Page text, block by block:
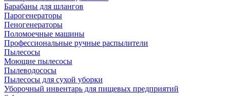
Барабаны для шлангов
Парогенераторы
Пеногенераторы
Поломоечные машины
Профессиональные ручные распылители
Пылесосы
Моющие пылесосы
Пылеводососы
Пылесосы для сухой уборки
Уборочный инвентарь для пищевых предприятий